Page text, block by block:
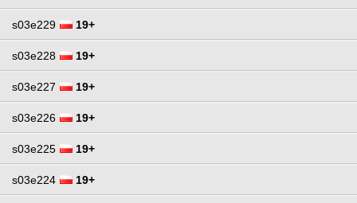
s03e229 19+
s03e228 19+
s03e227 19+
s03e226 19+
s03e225 19+
s03e224 19+